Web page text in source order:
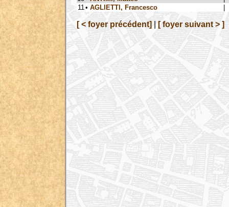
11 • AGLIETTI, Francesco |
[ < foyer précédent] [ foyer suivant > ]